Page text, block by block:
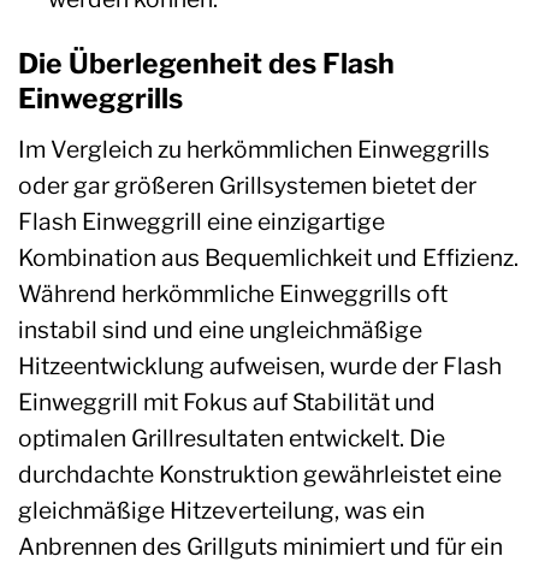
Die Überlegenheit des Flash
Einweggrills
Im Vergleich zu herkömmlichen Einweggrills
oder gar größeren Grillsystemen bietet der
Flash Einweggrill eine einzigartige
Kombination aus Bequemlichkeit und Effizienz.
Während herkömmliche Einweggrills oft
instabil sind und eine ungleichmäßige
Hitzeentwicklung aufweisen, wurde der Flash
Einweggrill mit Fokus auf Stabilität und
optimalen Grillresultaten entwickelt. Die
durchdachte Konstruktion gewährleistet eine
gleichmäßige Hitzeverteilung, was ein
Anbrennen des Grillguts minimiert und für ein